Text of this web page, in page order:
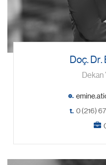
Doç. Dr.
Dekan
e.
t. 0 (216)